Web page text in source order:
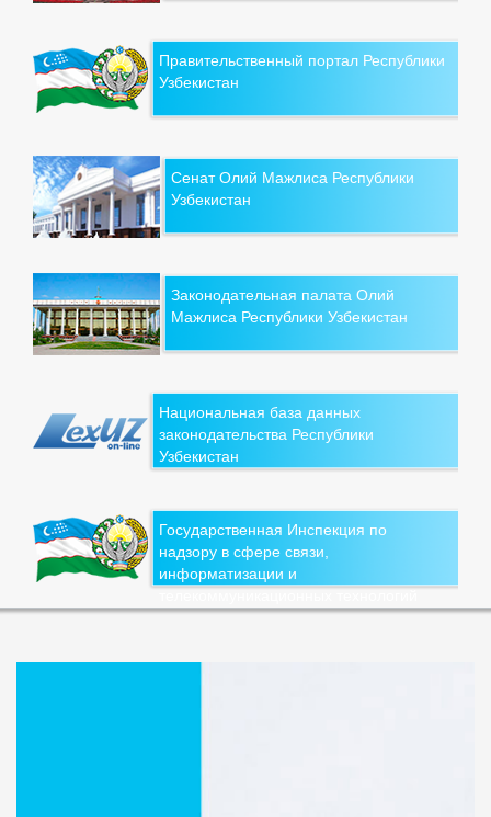
Правительственный портал Республики
Узбекистан
Сенат Олий Мажлиса Республики
Узбекистан
Законодательная палата Олий
Мажлиса Республики Узбекистан
Национальная база данных
законодательства Республики
Узбекистан
Государственная Инспекция по
надзору в сфере связи,
информатизации и